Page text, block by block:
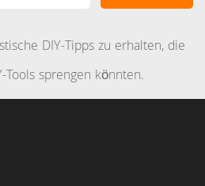
DIY-Tipps zu erhalten, die
sprengen könnten.